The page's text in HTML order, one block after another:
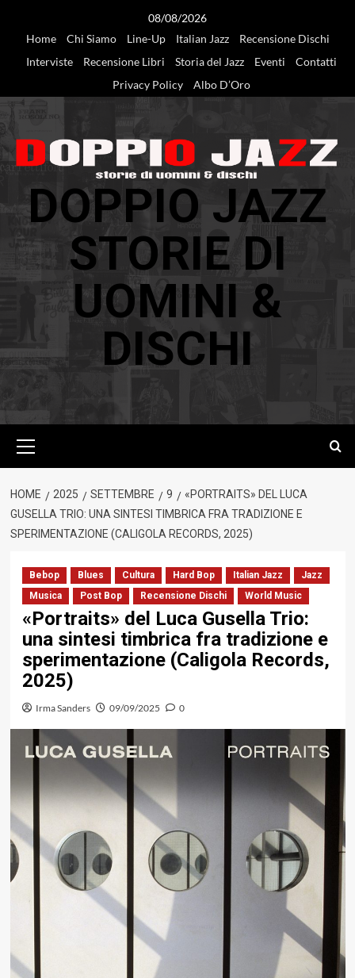
08/08/2026
Home
Chi Siamo Line-Up Italian Jazz
Recensione Dischi
Interviste
Recensione Libri Storia del Jazz Eventi
Contatti
Privacy Policy
Albo D’Oro
DOPPIO JAZZ
STORIE DI
UOMINI &
DISCHI
principale
HOME 2025 SETTEMBRE 9
«PORTRAITS» DEL LUCA
GUSELLA TRIO: UNA SINTESI TIMBRICA FRA TRADIZIONE E
SPERIMENTAZIONE (CALIGOLA RECORDS, 2025)
Bebop Blues Cultura Hard Bop Italian Jazz
Jazz
Musica
Post Bop Recensione Dischi World Music
«Portraits» del Luca Gusella Trio:
una sintesi timbrica fra tradizione e
sperimentazione (Caligola Records,
2025)
Irma Sanders 09/09/2025 0